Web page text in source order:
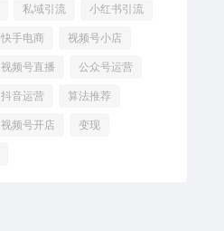
私域引流 小红书引流
快手电商 视频号小店
视频号直播 公众号运营
抖音运营 算法推荐
视频号开店 变现